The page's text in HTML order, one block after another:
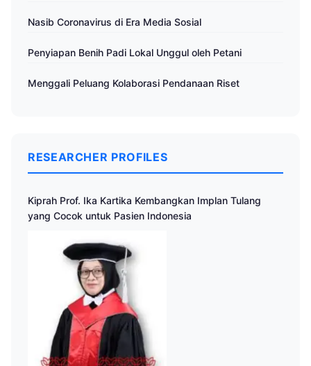
Nasib Coronavirus di Era Media Sosial
Penyiapan Benih Padi Lokal Unggul oleh Petani
Menggali Peluang Kolaborasi Pendanaan Riset
RESEARCHER PROFILES
Kiprah Prof. Ika Kartika Kembangkan Implan Tulang
yang Cocok untuk Pasien Indonesia